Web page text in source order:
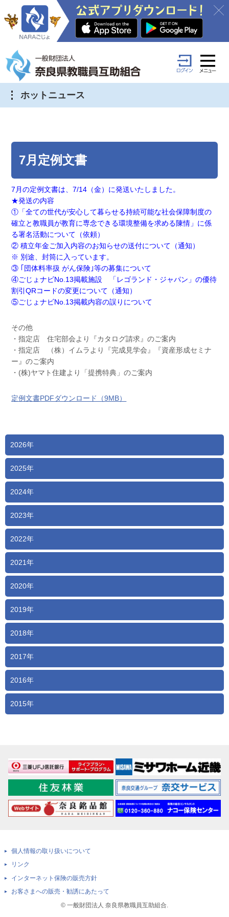
ホットニュース
2026年
2025年
2024年
2023年
2022年
2021年
2020年
2019年
2018年
2017年
2016年
2015年
7月定例文書
7月の定例文書は、7/14（金）に発送いたしました。
★発送の内容
①「全ての世代が安心して暮らせる持続可能な社会保障制度の
確立と教職員が教育に専念できる環境整備を求める陳情」に係
る署名活動について（依頼）
② 積立年金ご加入内容のお知らせの送付について（通知）
※ 別途、封筒に入っています。
③ ｢団体料率扱 がん保険｣等の募集について
④ごじょナビNo.13掲載施設 「レゴランド・ジャパン」の優待
割引QRコードの変更について（通知）
⑤ごじょナビNo.13掲載内容の誤りについて
その他
・指定店 住宅部会より『カタログ請求』のご案内
・指定店 （株）イムラより『完成見学会』『資産形成セミナ
ー』のご案内
・(株)ヤマト住建より「提携特典」のご案内
定例文書PDFダウンロード（9MB）
個人情報の取り扱いについて
リンク
インターネット保険の販売方針
お客さまへの販売・勧誘にあたって
© 一般財団法人 奈良県教職員互助組合.